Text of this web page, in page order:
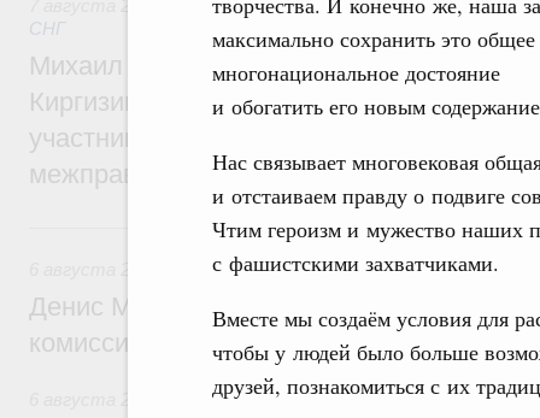
максимально сохранить это общее
многонациональное достояние
и обогатить его новым
Нас связывает многовековая
и отстаиваем правду о подвиге
Чтим героизм и мужество наших
с фашистскими захватчиками.
Вместе мы создаём условия для
чтобы у людей было больше
друзей, познакомиться с их
Евразийский экономический союз.
СНГ
Михаил Мишустин принял участие во
Киргизии Садыра Жапарова с главами
участников заседания Евразийского
межправительственного совета
6 августа, четверг
Общие вопросы промышленной политики
Денис Мантуров провёл заседание
комиссии по промышленности
Регулирование в сфере строительства